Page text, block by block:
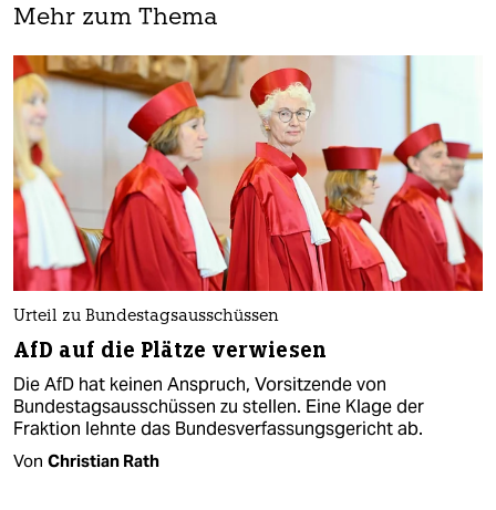
Mehr zum Thema
Urteil zu Bundestagsausschüssen
AfD auf die Plätze verwiesen
Die AfD hat keinen Anspruch, Vorsitzende von
Bundestagsausschüssen zu stellen. Eine Klage der
Fraktion lehnte das Bundesverfassungsgericht ab.
Von Christian Rath